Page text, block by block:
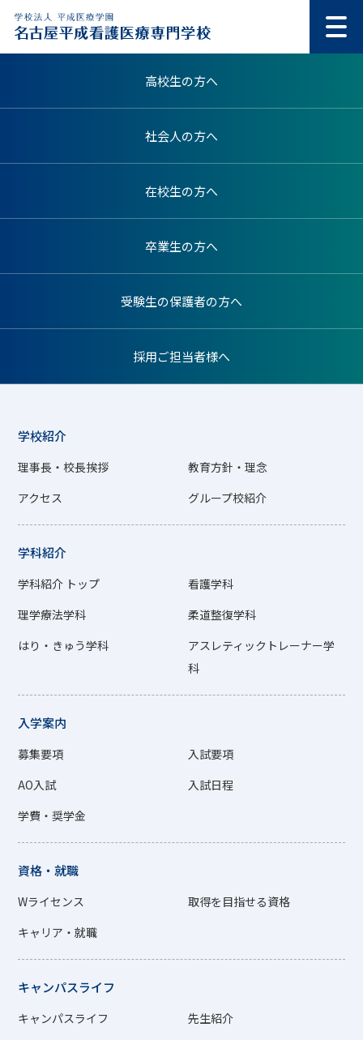
高校生の方へ
社会人の方へ
在校生の方へ
卒業生の方へ
受験生の保護者の方へ
採用ご担当者様へ
学校紹介
理事長・校長挨拶
教育方針・理念
アクセス
グループ校紹介
学科紹介
学科紹介 トップ
看護学科
理学療法学科
柔道整復学科
はり・きゅう学科
アスレティックトレーナー学
科
入学案内
募集要項
入試要項
AO入試
入試日程
学費・奨学金
資格・就職
Wライセンス
取得を目指せる資格
キャリア・就職
キャンパスライフ
キャンパスライフ
先生紹介